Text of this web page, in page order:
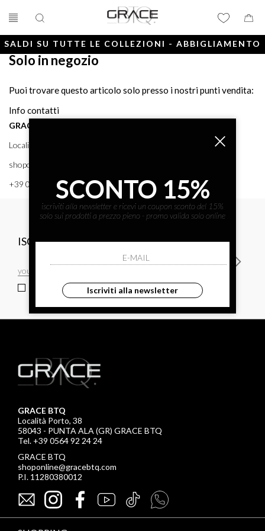
SALDI SU TUTTE LE COLLEZIONI - ABBIGLIAMENTO
Solo in negozio
Puoi trovare questo articolo solo presso i nostri punti vendita:
Info contatti
GRACE BTQ
Località Porto, 38 58043 - PUNTA ALA (GR) GRACE BTQ
shoponline@gracebtq.com
+39 0564 92 24 24
ISCRIVITI ALLA NEWSLETTER
ho letto ed accettato le condizioni sulla privacy.
GRACE BTQ
Località Porto, 38
58043 - PUNTA ALA (GR) GRACE BTQ
Tel. +39 0564 92 24 24
GRACE BTQ
shoponline@gracebtq.com
P.I. 11280380012
SCONTO 15%
iscriviti alla newsletter e ricevi un coupon sconto del 15%
solo sui prodotti a prezzo pieno - promo valida solo online
Iscriviti alla newsletter